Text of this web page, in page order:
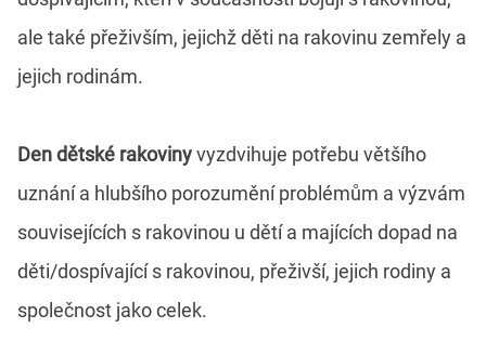
ale také přeživším, jejichž děti na rakovinu zemřely a
jejich rodinám.
Den dětské rakovinyvyzdvihuje potřebu většího
uznání a hlubšího porozumění problémům a výzvám
souvisejících s rakovinou u dětí a majících dopad na
děti/dospívající s rakovinou, přeživší, jejich rodiny a
společnost jako celek.